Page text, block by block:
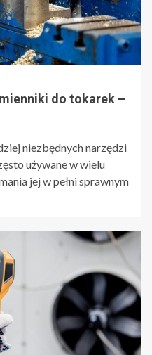
do tokarek –
niezbędnych narzędzi
używane w wielu
jej w pełni sprawnym